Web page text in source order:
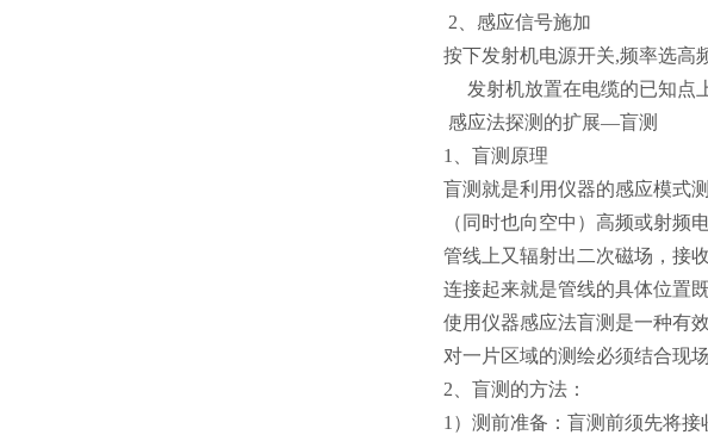
2、感应信号施加
按下发射机电源开关,频率选高
发射机放置在电缆的已知点
感应法探测的扩展—盲测
1、盲测原理
盲测就是利用仪器的感应模式
（同时也向空中）高频或射
管线上又辐射出二次磁场，接
连接起来就是管线的具体位置
使用仪器感应法盲测是一种有
对一片区域的测绘必须结合现
2、盲测的方法：
1）测前准备：盲测前须先将